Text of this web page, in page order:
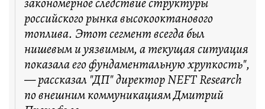
российского рынка высокооктанового
топлива. Этот сегмент всегда был
нишевым и уязвимым, а текущая ситуация
показала его фундаментальную хрупкость",
— рассказал "ДП" директор NEFT Research
по внешним коммуникациям Дмитрий